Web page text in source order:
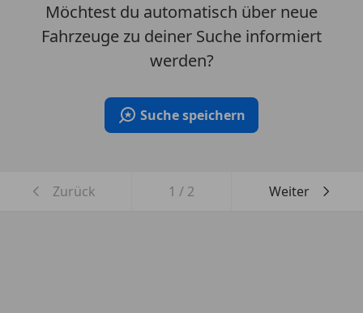
Möchtest du automatisch über neue
Fahrzeuge zu deiner Suche informiert
werden?
Suche speichern
Zurück 1 / 2 Weiter